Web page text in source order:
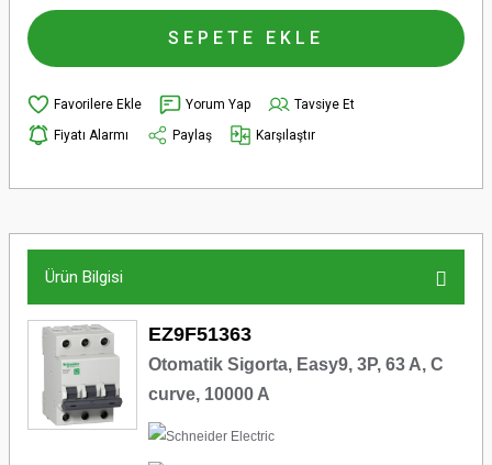
SEPETE EKLE
Yorum Yap
Tavsiye Et
Fiyatı Alarmı
Paylaş Karşılaştır
Ürün Bilgisi
EZ9F51363
Otomatik Sigorta, Easy9, 3P, 63 A, C
curve, 10000 A